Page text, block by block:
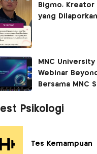
Bigmo, Kreator
yang
MNC
Webinar
Bersama MNC
Finansial Gen Z
Psikologi
Tes Kemampuan